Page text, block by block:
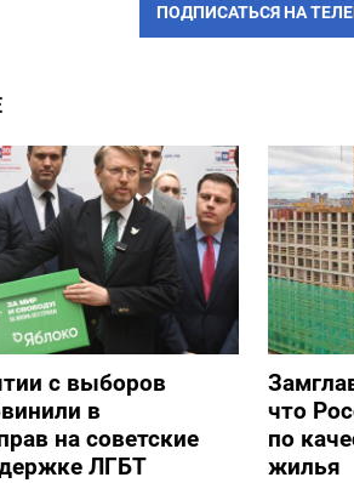
ПОДПИСАТЬСЯ НА
с выборов
в
на советские
ЛГБТ
что
по
жилья